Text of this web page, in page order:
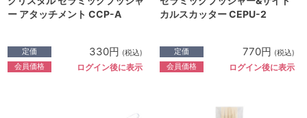
ー アタッチメント CCP-A
定価 330円 (税込)
会員価格 ログイン後に表示
カルスカッター CEPU-2
定価 770円 (税込)
会員価格 ログイン後に表示